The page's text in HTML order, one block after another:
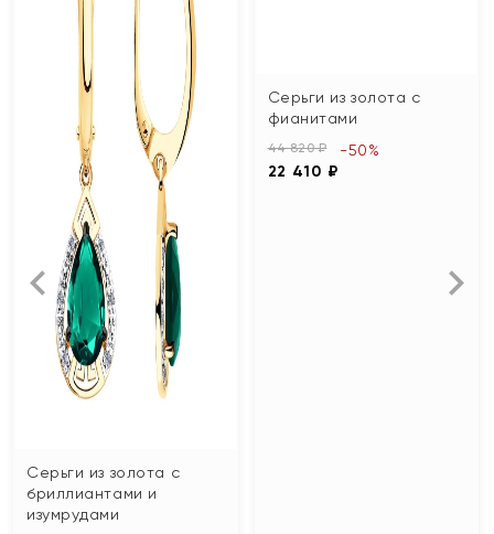
Серьги из золота с
бриллиантами и
изумрудами
Серьги из золота с
фианитами
44 820 ₽
22 410 ₽
-50%